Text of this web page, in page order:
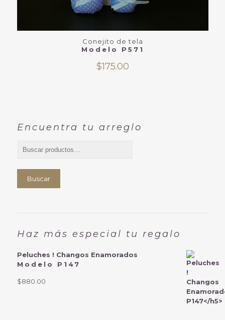
Conejito de tela
Modelo P571
$175.00
Encuentra tu arreglo
Buscar
Haz más especial tu regalo
Peluches ! Changos Enamorados
Modelo P147
$880.00